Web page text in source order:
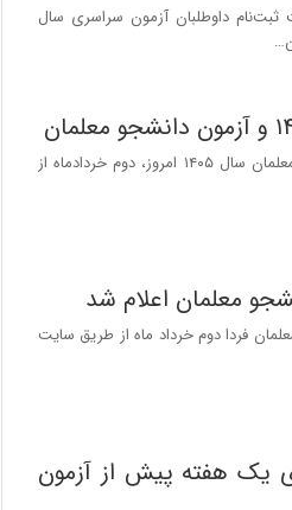
داوطلبان آزمون سراسری سال
مهلت ثبت‌نام در کنکور و آزمون پذیرش دانشجو معلمان سال ۱۴۰۵ امروز، دوم خردادماه از
معلمان اعلام شد
فردا دوم خرداد ماه از طریق سایت
یک هفته پیش از آزمون
ی